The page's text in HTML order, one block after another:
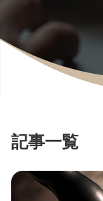
記事一覧